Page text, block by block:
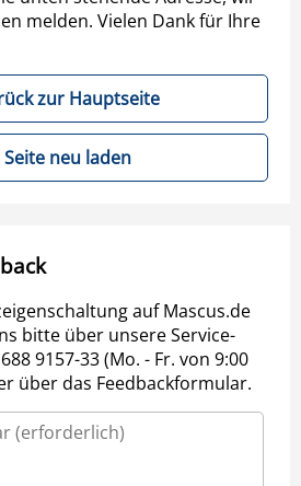
melden. Vielen Dank für Ihre
zur Hauptseite
Seite neu laden
auf Mascus.de
bitte über unsere Service-
9157-33 (Mo. - Fr. von 9:00
über das Feedbackformular.